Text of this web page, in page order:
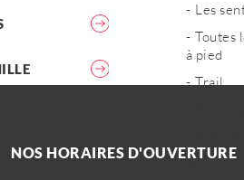
Les
Toutes
à pied
Trail
NOS HORAIRES D'OUVERTURE